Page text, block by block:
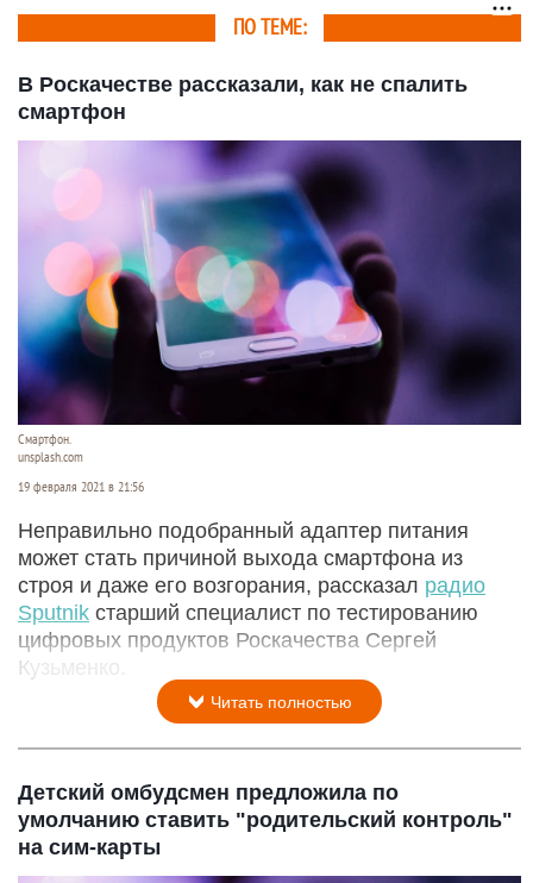
ПО ТЕМЕ:
В Роскачестве рассказали, как не спалить
смартфон
Смартфон.
unsplash.com
19 февраля 2021 в 21:56
Неправильно подобранный адаптер питания
может стать причиной выхода смартфона из
строя и даже его возгорания, рассказал радио
Sputnik старший специалист по тестированию
цифровых продуктов Роскачества Сергей
Кузьменко.
Читать полностью
Детский омбудсмен предложила по
умолчанию ставить "родительский контроль"
на сим-карты